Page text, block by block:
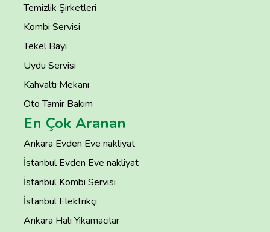
Temizlik Şirketleri
Kombi Servisi
Tekel Bayi
Uydu Servisi
Kahvaltı Mekanı
Oto Tamir Bakım
En Çok Aranan
Ankara Evden Eve nakliyat
İstanbul Evden Eve nakliyat
İstanbul Kombi Servisi
İstanbul Elektrikçi
Ankara Halı Yıkamacılar